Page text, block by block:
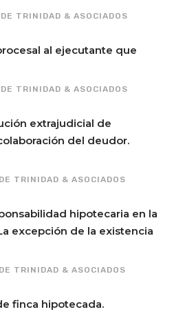
DE TRINIDAD & ASOCIADOS
al ejecutante que
DE TRINIDAD & ASOCIADOS
extrajudicial de
del deudor.
DE TRINIDAD & ASOCIADOS
hipotecaria en la
excepción de la existencia
DE TRINIDAD & ASOCIADOS
finca hipotecada.